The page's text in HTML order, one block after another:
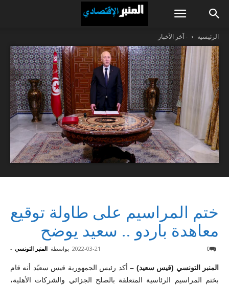
الرئيسية - آخر الأخبار
ختم المراسيم على طاولة توقيع
معاهدة باردو .. سعيد يوضح
بواسطة المنبر التونسي - 2022-03-21 0
المنبر التونسي (قيس سعيد) –أكد رئيس الجمهورية قيس سعيّد أنه قام
بختم المراسيم الرئاسية المتعلقة بالصلح الجزائي والشركات الأهلية،